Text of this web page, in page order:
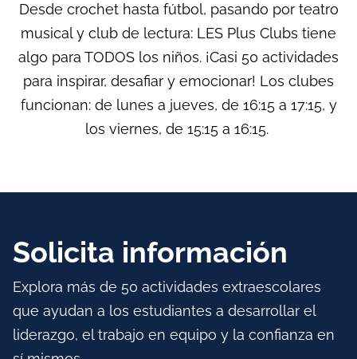
Desde crochet hasta fútbol, pasando por teatro
musical y club de lectura: LES Plus Clubs tiene
algo para TODOS los niños. ¡Casi 50 actividades
para inspirar, desafiar y emocionar! Los clubes
funcionan: de lunes a jueves, de 16:15 a 17:15, y
los viernes, de 15:15 a 16:15.
Solicita información
Explora más de 50 actividades extraescolares
que ayudan a los estudiantes a desarrollar el
liderazgo, el trabajo en equipo y la confianza en